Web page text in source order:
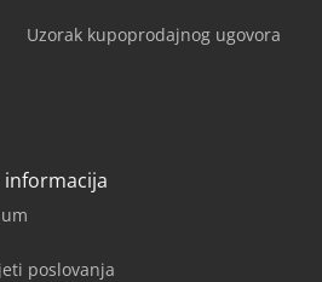
Uzorak kupoprodajnog ugovora
informacija
poslovanja